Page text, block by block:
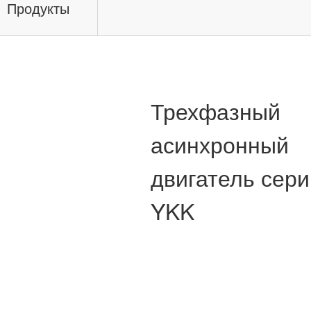
Продукты
Трехфазный
асинхронный
двигатель
YKK